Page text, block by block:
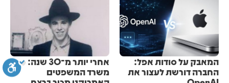
המאבק על סודות אפל:
החברה דורשת לעצור את
אחרי יותר מ־30 שנה:
משרד המשפטים